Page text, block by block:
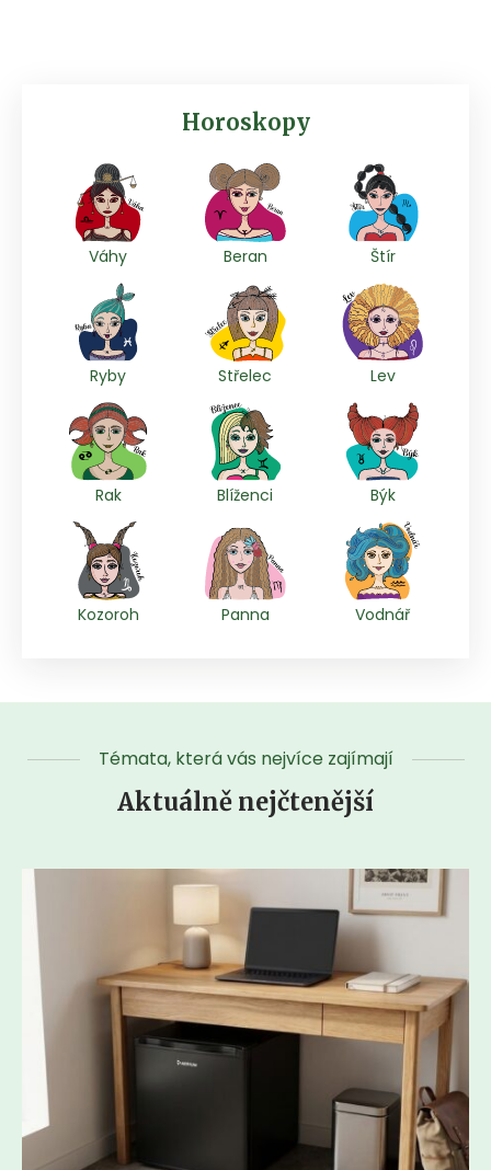
Horoskopy
Váhy Beran Štír
Ryby Střelec Lev
Rak Blíženci Býk
Kozoroh Panna Vodnář
Témata, která vás nejvíce zajímají
Aktuálně nejčtenější